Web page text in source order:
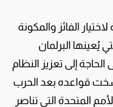
الفائز والمكونة
البرلمان
إلى تعزيز النظام
قواعده بعد الحرب
المتحدة التي تناصر